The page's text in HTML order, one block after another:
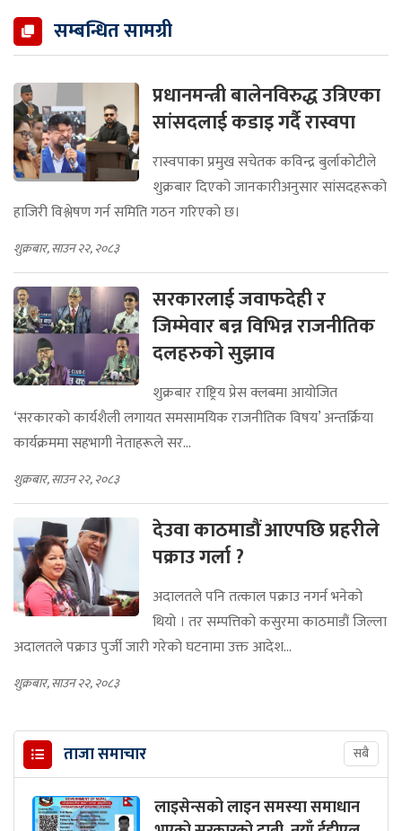
सम्बन्धित सामग्री
प्रधानमन्त्री बालेनविरुद्ध उत्रिएका
सांसदलाई कडाइ गर्दै रास्वपा
रास्वपाका प्रमुख सचेतक कविन्द्र बुर्लाकोटीले
शुक्रबार दिएको जानकारीअनुसार सांसदहरूको
हाजिरी विश्लेषण गर्न समिति गठन गरिएको छ।
शुक्रबार, साउन २२, २०८३
सरकारलाई जवाफदेही र
जिम्मेवार बन्न विभिन्न राजनीतिक
दलहरुको सुझाव
शुक्रबार राष्ट्रिय प्रेस क्लबमा आयोजित
‘सरकारको कार्यशैली लगायत समसामयिक राजनीतिक विषय’ अन्तर्क्रिया
कार्यक्रममा सहभागी नेताहरूले सर...
शुक्रबार, साउन २२, २०८३
देउवा काठमाडौं आएपछि प्रहरीले
पक्राउ गर्ला ?
अदालतले पनि तत्काल पक्राउ नगर्न भनेको
थियो । तर सम्पत्तिको कसुरमा काठमाडौं जिल्ला
अदालतले पक्राउ पुर्जी जारी गरेको घटनामा उक्त आदेश...
शुक्रबार, साउन २२, २०८३
ताजा समाचार सबै
लाइसेन्सको लाइन समस्या समाधान